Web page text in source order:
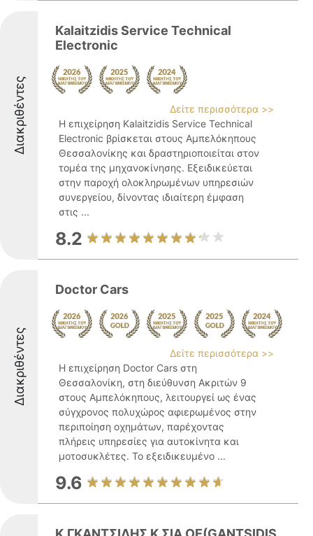
Διακριθέντες
Kalaitzidis Service Technical
Electronic
Δείτε περισσότερα >>
Η επιχείρηση Kalaitzidis Service Technical
Electronic βρίσκεται στους Αμπελόκηπους
Θεσσαλονίκης και δραστηριοποιείται στον
τομέα της μηχανοκίνησης. Εξειδικεύεται
στην παροχή ολοκληρωμένων υπηρεσιών
συνεργείου, δίνοντας ιδιαίτερη έμφαση
στις ...
8.2
Διακριθέντες
Doctor Cars
Δείτε περισσότερα >>
Η επιχείρηση Doctor Cars στη
Θεσσαλονίκη, στη διεύθυνση Ακριτών 9
στους Αμπελόκηπους, λειτουργεί ως ένας
σύγχρονος πολυχώρος αφιερωμένος στην
περιποίηση οχημάτων, παρέχοντας
πλήρεις υπηρεσίες για αυτοκίνητα και
μοτοσυκλέτες. Το εξειδικευμένο ...
9.6